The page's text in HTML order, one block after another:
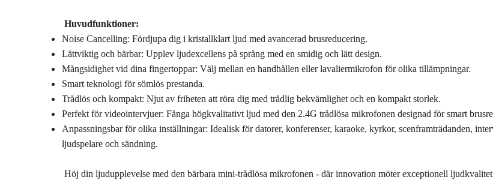
Huvudfunktioner:
Noise Cancelling: Fördjupa dig i kristallklart ljud med avancerad brusreducering.
Lättviktig och bärbar: Upplev ljudexcellens på språng med en smidig och lätt design.
Mångsidighet vid dina fingertoppar: Välj mellan en handhållen eller lavaliermikrofon för olika tillämpningar.
Smart teknologi för sömlös prestanda.
Trådlös och kompakt: Njut av friheten att röra dig med trådlig bekvämlighet och en kompakt storlek.
Perfekt för videointervjuer: Fånga högkvalitativt ljud med den 2.4G trådlösa mikrofonen designad för smart
Anpassningsbar för olika inställningar: Idealisk för datorer, konferenser, karaoke, kyrkor, scenframträdanden,
ljudspelare och sändning.
Höj din ljudupplevelse med den bärbara mini-trådlösa mikrofonen - där innovation möter exceptionell